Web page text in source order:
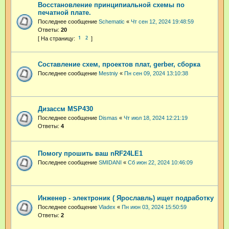
Восстановление принципиальной схемы по
печатной плате.
Последнее сообщение Schematic « Чт сен 12, 2024 19:48:59
Ответы: 20
1 2
Составление схем, проектов плат, gerber, сборка
Последнее сообщение Mestniy « Пн сен 09, 2024 13:10:38
Дизассм MSP430
Последнее сообщение Dismas « Чт июл 18, 2024 12:21:19
Ответы: 4
Помогу прошить ваш nRF24LE1
Последнее сообщение SMIDANI « Сб июн 22, 2024 10:46:09
Инженер - электроник ( Ярославль) ищет подработку
Последнее сообщение Vladex « Пн июн 03, 2024 15:50:59
Ответы: 2